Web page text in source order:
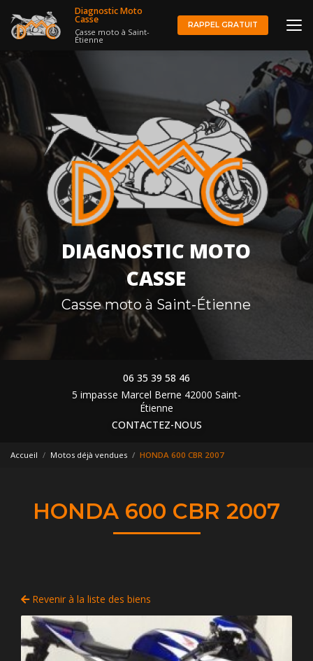
au
contenu
Diagnostic Moto
Casse
Casse moto à Saint-
Étienne
RAPPEL GRATUIT
DIAGNOSTIC MOTO
CASSE
Casse moto à Saint-Étienne
06 35 39 58 46
5 impasse Marcel Berne 42000 Saint-
Étienne
CONTACTEZ-NOUS
Accueil Motos déjà vendues HONDA 600 CBR 2007
HONDA 600 CBR 2007
Revenir à la liste des biens